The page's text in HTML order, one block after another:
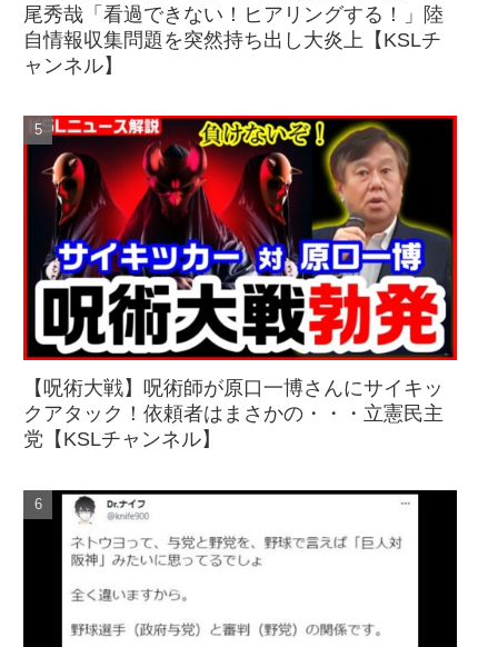
尾秀哉「看過できない！ヒアリングする！」陸
自情報収集問題を突然持ち出し大炎上【KSLチ
ャンネル】
【呪術大戦】呪術師が原口一博さんにサイキッ
クアタック！依頼者はまさかの・・・立憲民主
党【KSLチャンネル】